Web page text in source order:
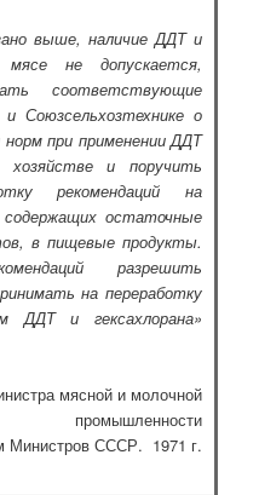
выше, наличие ДДТ и
не допускается,
соответствующие
Союзсельхозтехнике о
при применении ДДТ
хозяйстве и поручить
рекомендаций на
остаточные
в пищевые продукты.
разрешить
на переработку
ДДТ и гексахлорана»
мясной и молочной
промышленности
Министров СССР. 1971 г.